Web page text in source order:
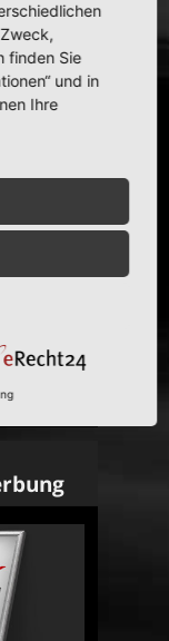
finden Sie
und in
Ihre